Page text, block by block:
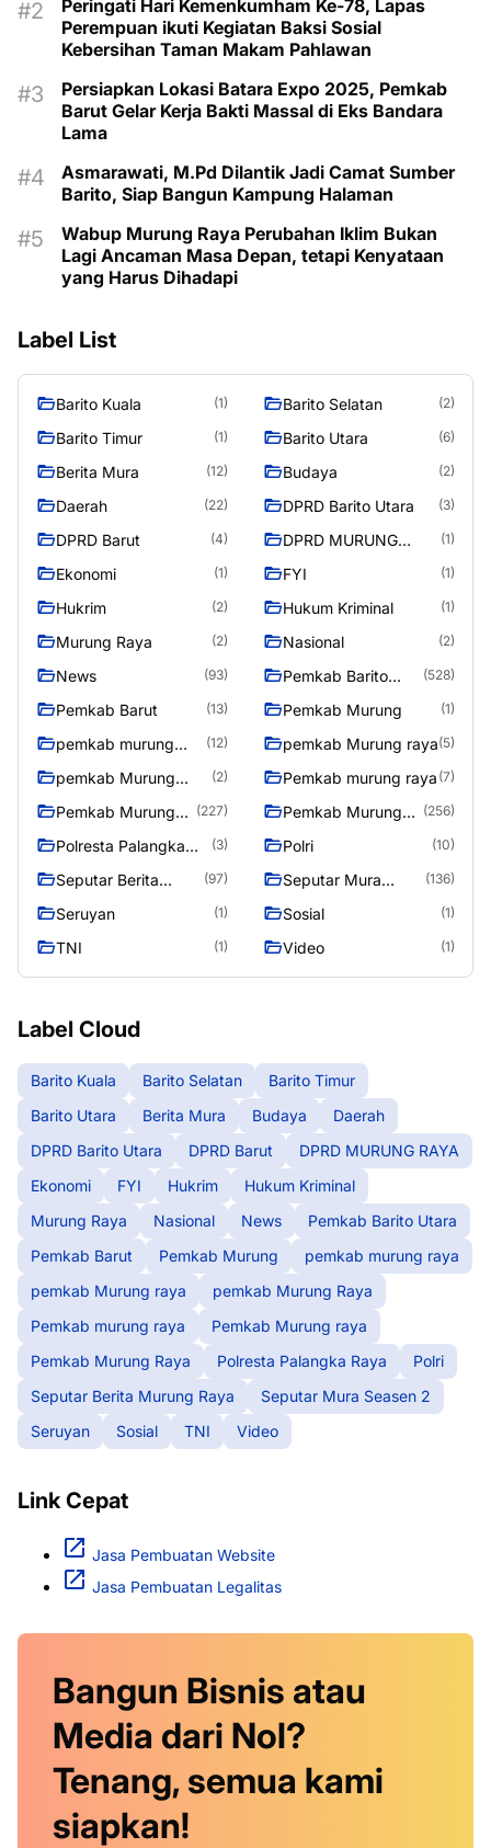
Peringati Hari Kemenkumham Ke-78, Lapas
Perempuan ikuti Kegiatan Baksi Sosial
Kebersihan Taman Makam Pahlawan
Persiapkan Lokasi Batara Expo 2025, Pemkab
Barut Gelar Kerja Bakti Massal di Eks Bandara
Lama
Asmarawati, M.Pd Dilantik Jadi Camat Sumber
Barito, Siap Bangun Kampung Halaman
Wabup Murung Raya Perubahan Iklim Bukan
Lagi Ancaman Masa Depan, tetapi Kenyataan
yang Harus Dihadapi
Label List
Barito Kuala (1) Barito Selatan (2)
Barito Timur (1) Barito Utara (6)
Berita Mura (12) Budaya (2)
Daerah (22) DPRD Barito Utara (3)
DPRD Barut (4)
DPRD MURUNG
(1)
Ekonomi (1) FYI (1)
Hukrim (2) Hukum Kriminal (1)
Murung Raya (2) Nasional (2)
News (93)
Pemkab Barito
(528)
Pemkab Barut (13) Pemkab Murung (1)
pemkab murung
(12) pemkab Murung raya(5)
pemkab Murung
(2) Pemkab murung raya (7)
Pemkab Murung
(227)
Pemkab Murung
(256)
Polresta Palangka
(3) Polri (10)
Seputar Berita
(97)
Seputar Mura
(136)
Seruyan (1) Sosial (1)
TNI (1) Video (1)
Label Cloud
Barito Kuala Barito Selatan
Barito Timur
Barito Utara
Berita Mura Budaya
Daerah
DPRD Barito Utara
DPRD Barut
DPRD MURUNG RAYA
Ekonomi
FYI Hukrim
Hukum Kriminal
Murung Raya
Nasional News
Pemkab Barito Utara
Pemkab Barut
Pemkab Murung
pemkab murung raya
pemkab Murung raya
pemkab Murung Raya
Pemkab murung raya
Pemkab Murung raya
Pemkab Murung Raya
Polresta Palangka Raya
Polri
Seputar Berita Murung Raya
Seputar Mura Seasen 2
Seruyan
Sosial TNI Video
Link Cepat
Jasa Pembuatan Website
Jasa Pembuatan Legalitas
Bangun Bisnis atau
Media dari Nol?
Tenang, semua kami
siapkan!